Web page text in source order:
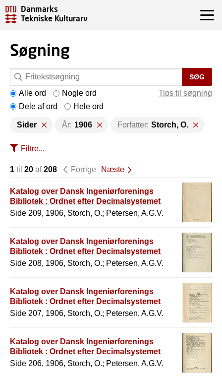
Danmarks
Tekniske Kulturarv
Søgning
SØG
Tips til søgning
Alle ord
Nogle ord
Dele af ord
Hele ord
Sider År: 1906 Forfatter: Storch, O.
Filtre...
1 til 20 af208 Forrige Næste
Katalog over Dansk Ingeniørforenings
Bibliotek : Ordnet efter Decimalsystemet
Side 209, 1906, Storch, O.; Petersen, A.G.V.
Katalog over Dansk Ingeniørforenings
Bibliotek : Ordnet efter Decimalsystemet
Side 208, 1906, Storch, O.; Petersen, A.G.V.
Katalog over Dansk Ingeniørforenings
Bibliotek : Ordnet efter Decimalsystemet
Side 207, 1906, Storch, O.; Petersen, A.G.V.
Katalog over Dansk Ingeniørforenings
Bibliotek : Ordnet efter Decimalsystemet
Side 206, 1906, Storch, O.; Petersen, A.G.V.